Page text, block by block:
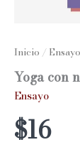
Inicio / Ensayo
Yoga con
Ensayo
$16